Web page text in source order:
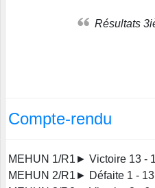
Résultats
Compte-rendu
MEHUN 1/R1► Victoire 13 -
MEHUN 2/R1► Défaite 1 -